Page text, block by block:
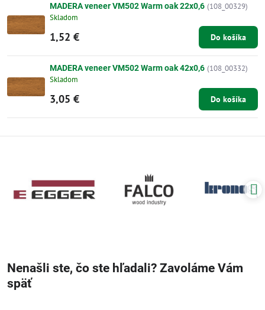
MADERA veneer VM502 Warm oak 22x0,6 (108_00329)
Skladom
1,52 € Do košíka
MADERA veneer VM502 Warm oak 42x0,6 (108_00332)
Skladom
3,05 € Do košíka
Nenašli ste, čo ste hľadali? Zavoláme Vám
späť